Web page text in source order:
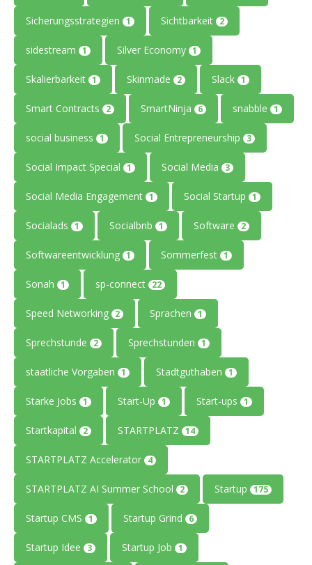
Sicherungsstrategien 1 Sichtbarkeit 2
sidestream 1 Silver Economy 1
Skalierbarkeit 1 Skinmade 2 Slack 1
Smart Contracts 2 SmartNinja 6 snabble 1
social business 1 Social Entrepreneurship 3
Social Impact Special 1 Social Media 3
Social Media Engagement 1 Social Startup 1
Socialads 1 Socialbnb 1 Software 2
Softwareentwicklung 1 Sommerfest 1
Sonah 1 sp-connect 22
Speed Networking 2 Sprachen 1
Sprechstunde 2 Sprechstunden 1
staatliche Vorgaben 1 Stadtguthaben 1
Starke Jobs 1 Start-Up 1 Start-ups 1
Startkapital 2 STARTPLATZ 14
STARTPLATZ Accelerator 4
STARTPLATZ AI Summer School 2 Startup 175
Startup CMS 1 Startup Grind 6
Startup Idee 3 Startup Job 1